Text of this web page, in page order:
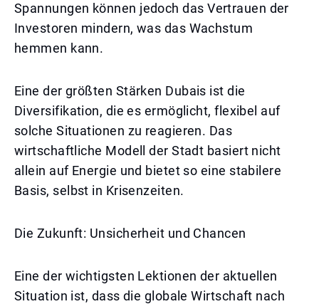
Spannungen können jedoch das Vertrauen der
Investoren mindern, was das Wachstum
hemmen kann.
Eine der größten Stärken Dubais ist die
Diversifikation, die es ermöglicht, flexibel auf
solche Situationen zu reagieren. Das
wirtschaftliche Modell der Stadt basiert nicht
allein auf Energie und bietet so eine stabilere
Basis, selbst in Krisenzeiten.
Die Zukunft: Unsicherheit und Chancen
Eine der wichtigsten Lektionen der aktuellen
Situation ist, dass die globale Wirtschaft nach